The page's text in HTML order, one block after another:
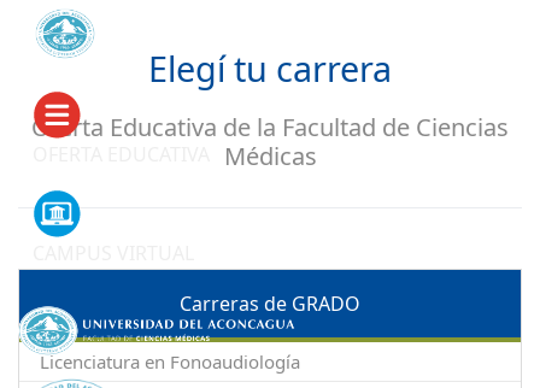
Elegí tu carrera
Oferta Educativa de la Facultad de Ciencias
Médicas
Carreras de GRADO
Licenciatura en Fonoaudiología